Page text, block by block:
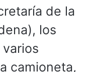
de la
los
camioneta,